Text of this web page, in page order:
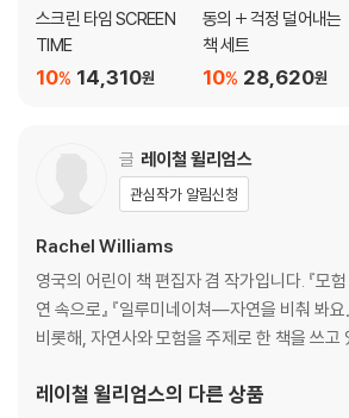
스크린 타임 SCREEN
TIME
14,310원
10%
동의 + 걱정 덜어내는
책 세트
28,620원
10%
글 레이철 윌리엄스
관심작가 알림신청
Rachel Williams
영국의 어린이 책 편집자 겸 작가입니다. 『모험
연 속으로』 『일루미네이쳐―자연을 비춰 봐요
비롯해, 자연사와 모험을 주제로 한 책을 쓰고
레이철 윌리엄스의 다른 상품